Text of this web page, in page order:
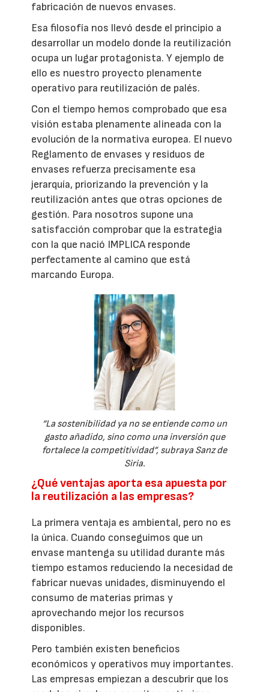
fabricación de nuevos envases.
Esa filosofía nos llevó desde el principio a
desarrollar un modelo donde la reutilización
ocupa un lugar protagonista. Y ejemplo de
ello es nuestro proyecto plenamente
operativo para reutilización de palés.
Con el tiempo hemos comprobado que esa
visión estaba plenamente alineada con la
evolución de la normativa europea. El nuevo
Reglamento de envases y residuos de
envases refuerza precisamente esa
jerarquía, priorizando la prevención y la
reutilización antes que otras opciones de
gestión. Para nosotros supone una
satisfacción comprobar que la estrategia
con la que nació IMPLICA responde
perfectamente al camino que está
marcando Europa.
“La sostenibilidad ya no se entiende como un
gasto añadido, sino como una inversión que
fortalece la competitividad”, subraya Sanz de
Siria.
¿Qué ventajas aporta esa apuesta por
la reutilización a las empresas?
La primera ventaja es ambiental, pero no es
la única. Cuando conseguimos que un
envase mantenga su utilidad durante más
tiempo estamos reduciendo la necesidad de
fabricar nuevas unidades, disminuyendo el
consumo de materias primas y
aprovechando mejor los recursos
disponibles.
Pero también existen beneficios
económicos y operativos muy importantes.
Las empresas empiezan a descubrir que los